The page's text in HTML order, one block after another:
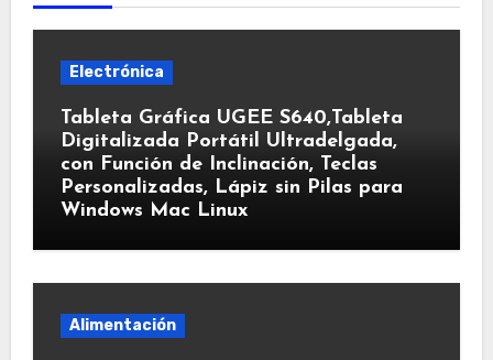
Electrónica
Tableta Gráfica UGEE S640,Tableta
Digitalizada Portátil Ultradelgada,
con Función de Inclinación, Teclas
Personalizadas, Lápiz sin Pilas para
Windows Mac Linux
Alimentación